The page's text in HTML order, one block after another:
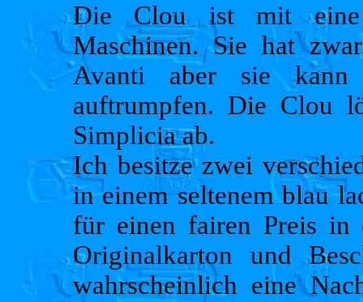
Die Clou ist mit eine
Maschinen. Sie hat
Avanti aber sie kann
auftrumpfen. Die Clou
Simplicia ab.
Ich besitze zwei
in einem seltenem blau
für einen fairen Preis in
Originalkarton und
wahrscheinlich eine